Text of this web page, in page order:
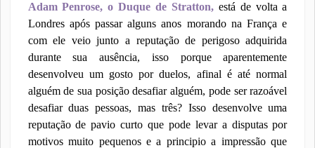
Adam Penrose, o Duque de Stratton,está de volta a
Londres após passar alguns anos morando na França e
com ele veio junto a reputação de perigoso adquirida
durante sua ausência, isso porque aparentemente
desenvolveu um gosto por duelos, afinal é até normal
alguém de sua posição desafiar alguém, pode ser razoável
desafiar duas pessoas, mas três? Isso desenvolve uma
reputação de pavio curto que pode levar a disputas por
motivos muito pequenos e a principio a impressão que